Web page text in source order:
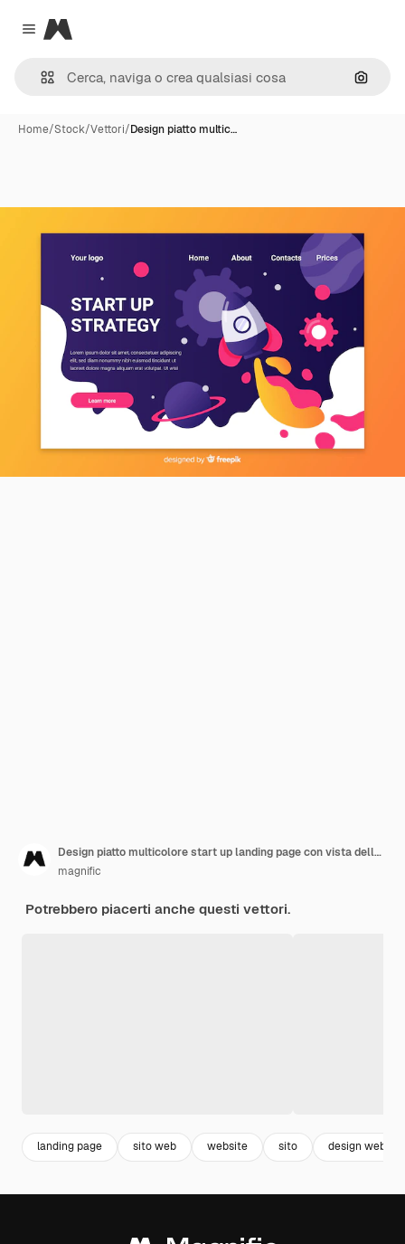
Close menu
Magnific
Cerca
Home/Stock/Vettori/Design piatto multic…
Design piatto multicolore start up landing page con vista dello spazio
magnific
Potrebbero piacerti anche questi vettori.
landing page sito web website sito design web